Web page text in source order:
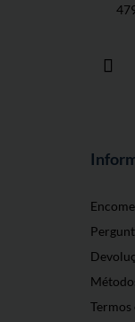
Termos